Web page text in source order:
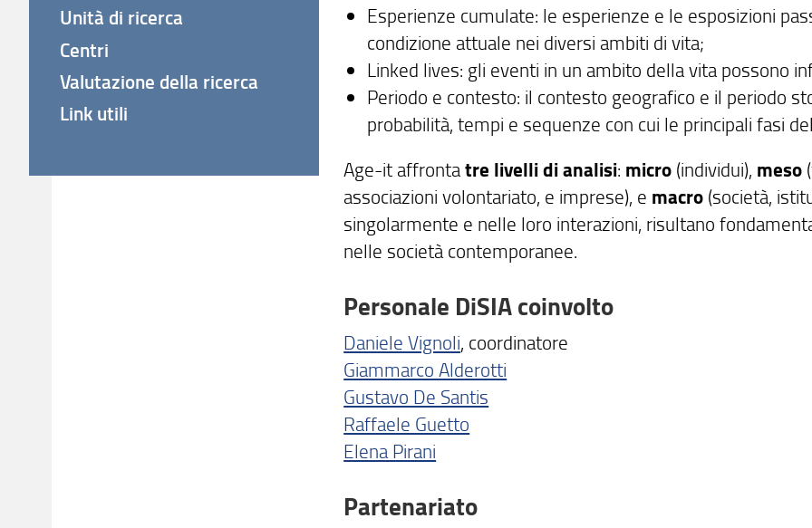
Esperienze cumulate: le esperienze e le esposizioni
condizione attuale nei diversi ambiti di vita;
Linked lives: gli eventi in un ambito della vita possono
Periodo e contesto: il contesto geografico e il periodo
probabilità, tempi e sequenze con cui le principali fasi
Age-it affrontatre livelli di analisi: micro (individui), meso
associazioni volontariato, e imprese), e macro (società,
singolarmente e nelle loro interazioni, risultano
nelle società contemporanee.
Personale DiSIA coinvolto
Daniele Vignoli, coordinatore
Giammarco Alderotti
Gustavo De Santis
Raffaele Guetto
Elena Pirani
Partenariato
Unità di ricerca
Centri
Valutazione della ricerca
Link utili